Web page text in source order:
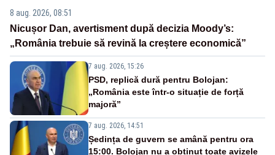
8 aug. 2026, 08:51
Nicușor Dan, avertisment după decizia Moody’s:
„România trebuie să revină la creștere economică”
7 aug. 2026, 15:26
PSD, replică dură pentru Bolojan:
„România este într-o situație de forță
majoră”
7 aug. 2026, 14:51
Ședința de guvern se amână pentru ora
15:00. Bolojan nu a obținut toate avizele